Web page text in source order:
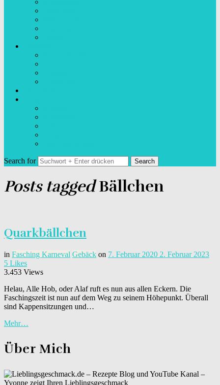
Search for
Posts tagged Bällchen
Quarkbällchen
in Fasching Karneval Gebäck on 7. Februar 2020 2. Februar 2023
5 Likes
3.453 Views
Helau, Alle Hob, oder Alaf ruft es nun aus allen Eckern. Die
Faschingszeit ist nun auf dem Weg zu seinem Höhepunkt. Überall
sind Kappensitzungen und…
Mehr…
Über Mich